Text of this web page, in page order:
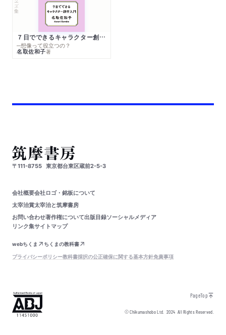
７日でできるキャラクター創作入門
─想像って役立つの？
名取佐和子著
〒111-8755 東京都台東区蔵前2-5-3
会社概要会社ロゴ・銘板について
太宰治賞太宰治と筑摩書房
お問い合わせ著作権について出版目録ソーシャルメディア
リンク集サイトマップ
webちくま
ちくまの教科書
プライバシーポリシー教科書採択の公正確保に関する基本方針免責事項
PageTop
© Chikumashobo Ltd.2024 All Rights Reserved.